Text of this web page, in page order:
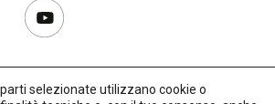
selezionate utilizzano cookie o